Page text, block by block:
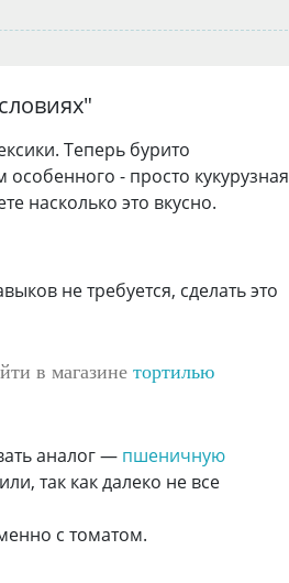
"
Теперь бурито
- просто кукурузная
насколько это вкусно.
не требуется, сделать это
в магазине тортилью
аналог — пшеничную
так как далеко не все
с томатом.